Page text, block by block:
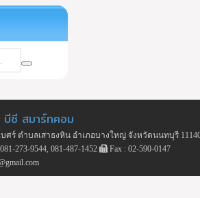
บีซี สมาร์ทคอม
ศร์ ตำบลเสาธงหิน อำเภอบางใหญ่ จังหวัดนนทบุรี
273-9544, 081-487-1452
Fax : 02-590-0147